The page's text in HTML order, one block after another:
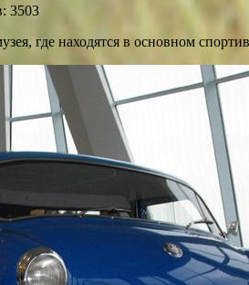
3503
где находятся в основном